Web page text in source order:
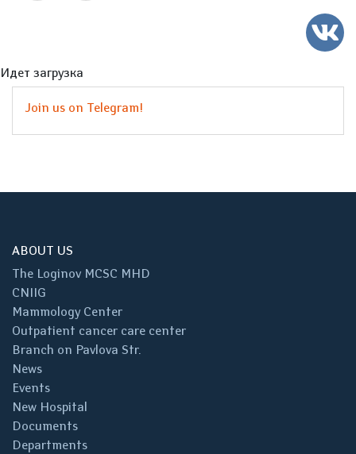
Идет загрузка
Join us on Telegram!
ABOUT US
The Loginov MCSC MHD
CNIIG
Mammology Center
Outpatient cancer care center
Branch on Pavlova Str.
News
Events
New Hospital
Documents
Departments